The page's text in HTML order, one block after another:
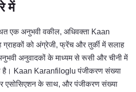
में
एक अनुभवी वकील, अधिवक्ता Kaan
को अंग्रेजी, फ्रेंच और तुर्की में सलाह
अनुवादकों के माध्यम से रूसी और चीनी में
है। Kaan Karanfiloglu पंजीकरण संख्या
एसोसिएशन के साथ, और पंजीकरण संख्या